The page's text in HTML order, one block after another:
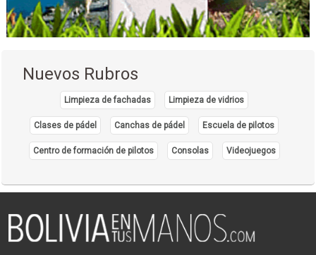
Cenas románticas
Servicios de Gastronomía
Nuevos Rubros
Limpieza de fachadas Limpieza de vidrios
Clases de pádel Canchas de pádel Escuela de pilotos
Centro de formación de pilotos Consolas Videojuegos